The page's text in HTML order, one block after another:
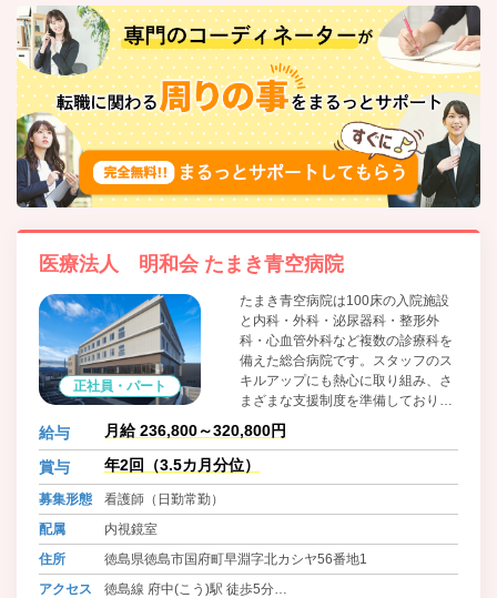
医療法人 明和会 たまき青空病院
正社員・パート
たまき青空病院は100床の入院施設
と内科・外科・泌尿器科・整形外
科・心血管外科など複数の診療科を
備えた総合病院です。スタッフのス
キルアップにも熱心に取り組み、さ
まざまな支援制度を準備しておりま
す。また、各種保険・社宅・保育園
など福利厚生にも熱心に取り組み、
厚生労働省や徳島県から表彰されて
きました。これからもやりがいがあ
給与 月給 236,800～320,800円
賞与 年2回（3.5カ月分位）
募集形態
看護師（日勤常勤）
配属
内視鏡室
住所
徳島県徳島市国府町早淵字北カシヤ56番地1
アクセス
徳島線 府中(こう)駅 徒歩5分